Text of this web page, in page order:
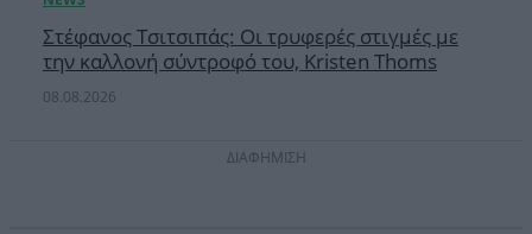
Στέφανος Τσιτσιπάς: Οι τρυφερές στιγμές με
την καλλονή σύντροφό του, Kristen Thoms
08.08.2026
ΔΙΑΦΗΜΙΣΗ